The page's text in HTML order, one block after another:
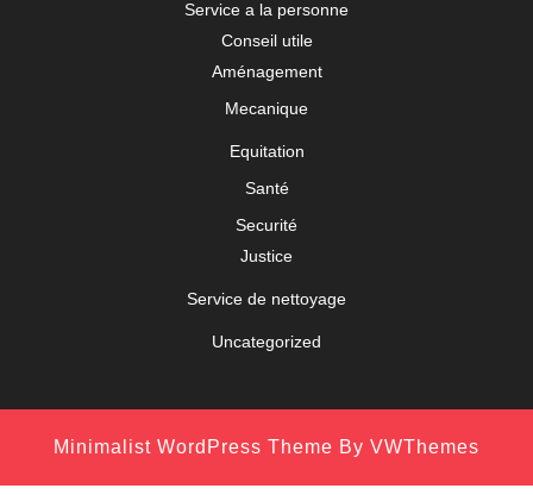
Service a la personne
Conseil utile
Aménagement
Mecanique
Equitation
Santé
Securité
Justice
Service de nettoyage
Uncategorized
Minimalist WordPress Theme By VWThemes